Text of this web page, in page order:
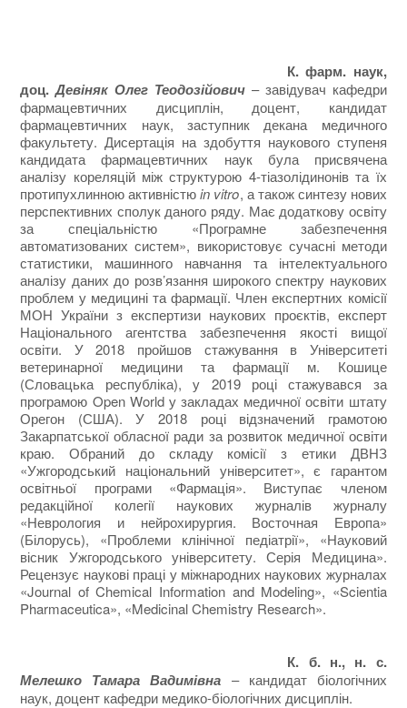
К. фарм. наук,
доц.Девіняк Олег Теодозійович – завідувач кафедри
фармацевтичних дисциплін, доцент, кандидат
фармацевтичних наук, заступник декана медичного
факультету. Дисертація на здобуття наукового ступеня
кандидата фармацевтичних наук була присвячена
аналізу кореляцій між структурою 4-тіазолідинонів та їх
протипухлинною активністюin vitro, а також синтезу нових
перспективних сполук даного ряду. Має додаткову освіту
за спеціальністю «Програмне забезпечення
автоматизованих систем», використовує сучасні методи
статистики, машинного навчання та інтелектуального
аналізу даних до розв’язання широкого спектру наукових
проблем у медицині та фармації. Член експертних комісії
МОН України з експертизи наукових проєктів, експерт
Національного агентства забезпечення якості вищої
освіти. У 2018 пройшов стажування в Університеті
ветеринарної медицини та фармації м. Кошице
(Словацька республіка), у 2019 році стажувався за
програмою Open World у закладах медичної освіти штату
Орегон (США). У 2018 році відзначений грамотою
Закарпатської обласної ради за розвиток медичної освіти
краю. Обраний до складу комісії з етики ДВНЗ
«Ужгородський національний університет», є гарантом
освітньої програми «Фармація». Виступає членом
редакційної колегії наукових журналів журналу
«Неврология и нейрохирургия. Восточная Европа»
(Білорусь), «Проблеми клінічної педіатрії», «Науковий
вісник Ужгородського університету. Серія Медицина».
Рецензує наукові праці у міжнародних наукових журналах
«Journal of Chemical Information and Modeling», «Scientia
Pharmaceutica», «Medicinal Chemistry Research».
К. б. н., н. с.
Мелешко Тамара Вадимівна – кандидат біологічних
наук, доцент кафедри медико-біологічних дисциплін.